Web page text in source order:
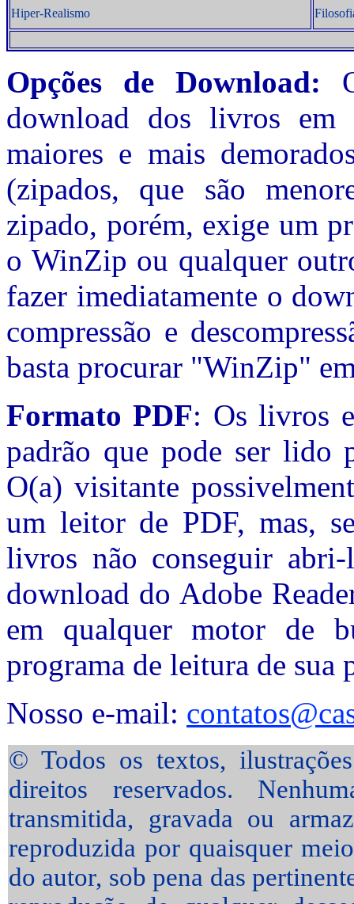
Hiper-Realismo
Opções de Download:
download dos livros em
maiores e mais
(zipados, que são
zipado, porém, exige um
o WinZip ou qualquer
fazer imediatamente o
compressão e
basta procurar "WinZip"
Formato PDF: Os livros
padrão que pode ser lido
O(a) visitante
um leitor de PDF, mas,
livros não conseguir
download do Adobe
em qualquer motor de
programa de leitura de sua
Nosso e-mail:
© Todos os textos,
direitos reservados.
transmitida, gravada ou
reproduzida por quaisquer
do autor, sob pena das